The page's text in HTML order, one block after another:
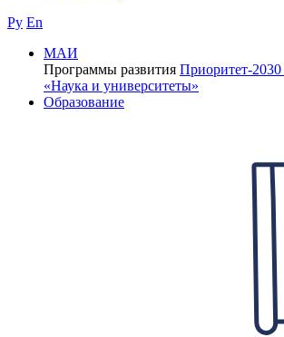
Ру En
МАИ
Программы развития Приоритет-2030
«Наука и университеты»
Образование